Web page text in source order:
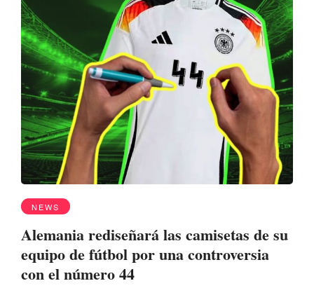
NEWS
Alemania rediseñará las camisetas de su
equipo de fútbol por una controversia
con el número 44